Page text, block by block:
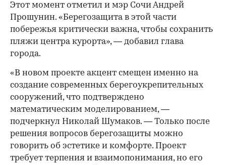
Этот момент отметил и мэр Сочи Андрей
Прошунин. «Берегозащита в этой части
побережья критически важна, чтобы сохранить
пляжи центра курорта», — добавил глава
города.
«В новом проекте акцент смещен именно на
создание современных берегоукрепительных
сооружений, что подтверждено
математическим моделированием, —
подчеркнул Николай Шумаков. — Только после
решения вопросов берегозащиты можно
говорить об эстетике и комфорте. Проект
требует терпения и взаимопонимания, но его